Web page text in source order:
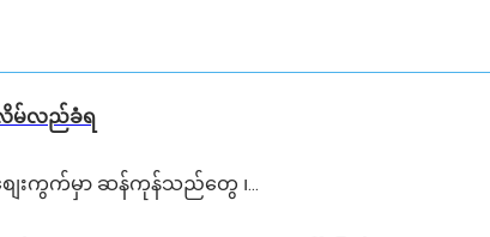
လိမ်လည်ခံရ
ျေးကွက်မှာ ဆန်ကုန်သည်တွေ ၊...